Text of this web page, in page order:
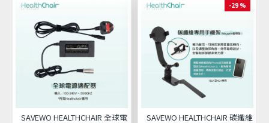
SAVEWO HEALTHCHAIR 全球電
-29 %
SAVEWO HEALTHCHAIR 碳纖維